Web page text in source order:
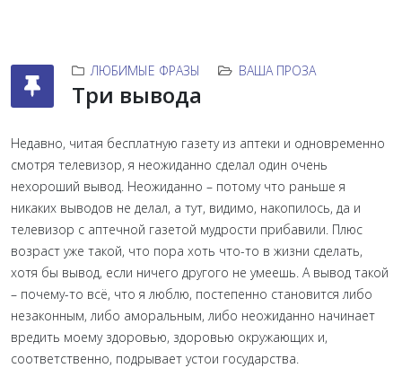
ЛЮБИМЫЕ ФРАЗЫ ВАША ПРОЗА
Три вывода
Недавно, читая бесплатную газету из аптеки и одновременно
смотря телевизор, я неожиданно сделал один очень
нехороший вывод. Неожиданно – потому что раньше я
никаких выводов не делал, а тут, видимо, накопилось, да и
телевизор с аптечной газетой мудрости прибавили. Плюс
возраст уже такой, что пора хоть что-то в жизни сделать,
хотя бы вывод, если ничего другого не умеешь. А вывод такой
– почему-то всё, что я люблю, постепенно становится либо
незаконным, либо аморальным, либо неожиданно начинает
вредить моему здоровью, здоровью окружающих и,
соответственно, подрывает устои государства.